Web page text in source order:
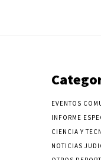
EVENTOS
INFORME
CIENCIA Y
NOTICIAS